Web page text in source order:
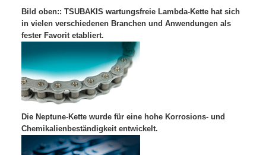
Bild oben:: TSUBAKIS wartungsfreie Lambda-Kette hat sich
in vielen verschiedenen Branchen und Anwendungen als
fester Favorit etabliert.
Die Neptune-Kette wurde für eine hohe Korrosions- und
Chemikalienbeständigkeit entwickelt.